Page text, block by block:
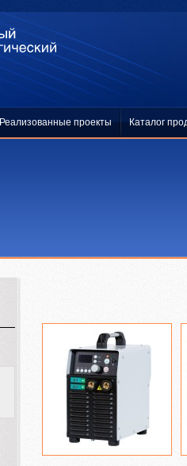
Реализованные проекты Каталог